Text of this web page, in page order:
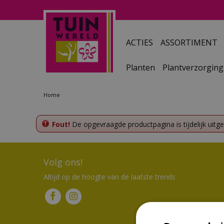
Home
ACTIES ASSORTIMENT
Planten Plantverzorging
Fout! De opgevraagde productpagina is tijdelijk
Volg ons!
Altijd op de hoogte van de laatste trends